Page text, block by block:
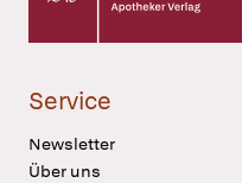
Service
Newsletter
Über uns